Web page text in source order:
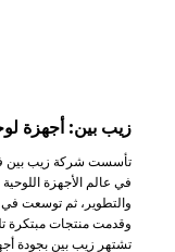
زيب بين: أجهزة
في عالم الأجهزة
وقدمت منتجات مبتكرة
تشتهر زيب بين بجودة